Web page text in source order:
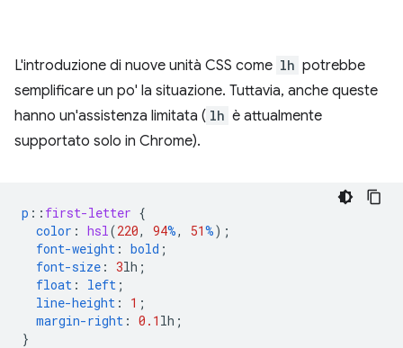
L'introduzione di nuove unità CSS come lh potrebbe
semplificare un po' la situazione. Tuttavia, anche queste
hanno un'assistenza limitata ( lh è attualmente
supportato solo in Chrome).
p :: first-letter {
color : hsl(220, 94%, 51%);
font-weight : bold ;
font-size : 3lh ;
float : left ;
line-height : 1 ;
margin-right : 0.1 lh ;
}